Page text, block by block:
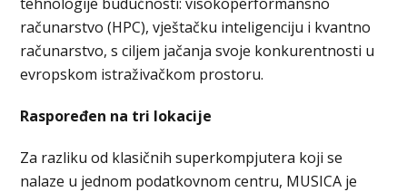
računarstvo (HPC), vještačku inteligenciju i kvantno
računarstvo, s ciljem jačanja svoje konkurentnosti u
evropskom istraživačkom prostoru.
Raspoređen na tri lokacije
Za razliku od klasičnih superkompjutera koji se
nalaze u jednom podatkovnom centru, MUSICA je